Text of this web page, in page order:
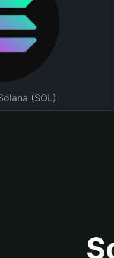
(SOL)